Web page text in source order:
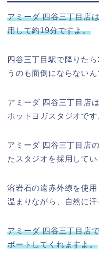
アミーダ 四谷三丁目店
用して約19分ですよ。
四谷三丁目駅で降りた
うのも面倒にならないん
アミーダ 四谷三丁目店
ホットヨガスタジオです
アミーダ 四谷三丁目店
たスタジオを採用してい
溶岩石の遠赤外線を使
温まりながら、自然に汗
アミーダ 四谷三丁目店
ポートしてくれますよ。